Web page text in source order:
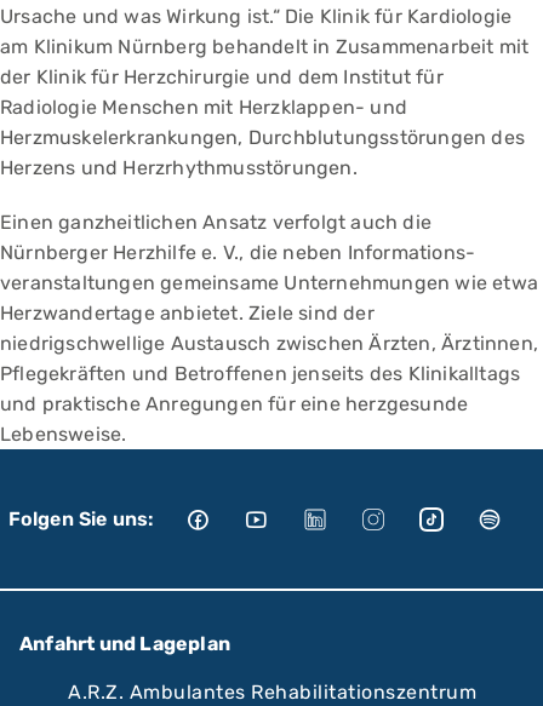
Ursache und was Wirkung ist.“ Die Klinik für Kardiologie
am Klinikum Nürnberg behandelt in Zusammenarbeit mit
der Klinik für Herzchirurgie und dem Institut für
Radiologie Menschen mit Herzklappen- und
Herzmuskelerkrankungen, Durchblutungsstörungen des
Herzens und Herzrhythmusstörungen.
Einen ganzheitlichen Ansatz verfolgt auch die
Nürnberger Herzhilfe e. V., die neben Informations­
veranstaltungen gemeinsame Unternehmungen wie etwa
Herzwandertage anbietet. Ziele sind der
niedrigschwellige Austausch zwischen Ärzten, Ärztinnen,
Pflegekräften und Betroffenen jenseits des Klinikalltags
und praktische Anregungen für eine herzgesunde
Lebensweise.
Folgen Sie uns:
Anfahrt und Lageplan
A.R.Z. Ambulantes Rehabilitationszentrum